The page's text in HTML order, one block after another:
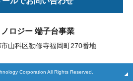
ロジー 端子台事業
山科区勧修寺福岡町270番地
Corporation All Rights Reserved.